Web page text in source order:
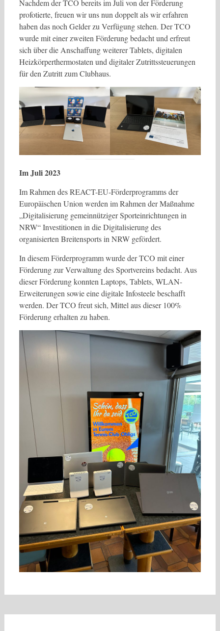
Nachdem der TCO bereits im Juli von der Förderung
profotierte, freuen wir uns nun doppelt als wir erfahren
haben das noch Gelder zu Verfügung stehen. Der TCO
wurde mit einer zweiten Förderung bedacht und erfreut
sich über die Anschaffung weiterer Tablets, digitalen
Heizkörperthermostaten und digitaler Zutrittssteuerungen
für den Zutritt zum Clubhaus.
Im Juli 2023
Im Rahmen des REACT-EU-Förderprogramms der
Europäischen Union werden im Rahmen der Maßnahme
„Digitalisierung gemeinnütziger Sporteinrichtungen in
NRW“ Investitionen in die Digitalisierung des
organisierten Breitensports in NRW gefördert.
In diesem Förderprogramm wurde der TCO mit einer
Förderung zur Verwaltung des Sportvereins bedacht. Aus
dieser Förderung konnten Laptops, Tablets, WLAN-
Erweiterungen sowie eine digitale Infosteele beschafft
werden. Der TCO freut sich, Mittel aus dieser 100%
Förderung erhalten zu haben.